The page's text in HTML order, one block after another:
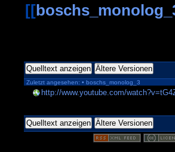
[[
Quelltext anzeigen Ältere Versionen
Zuletzt angesehen: • boschs_monolog_3
http://www.youtube.com/
Quelltext anzeigen Ältere Versionen